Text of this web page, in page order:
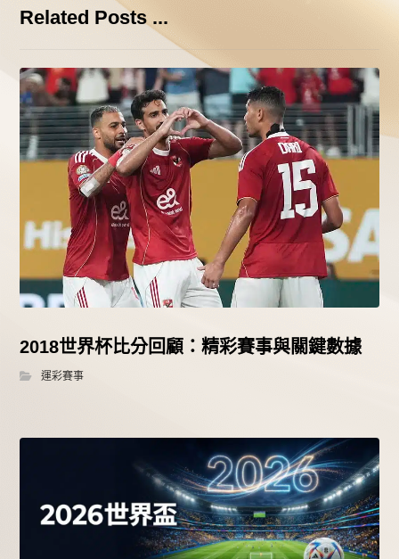
Related Posts ...
2018世界杯比分回顧：精彩賽事與關鍵數據
運彩賽事